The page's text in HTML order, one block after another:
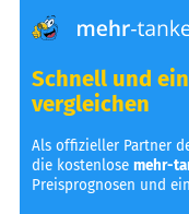
Schnell und
vergleichen
Als offizieller Partner
die kostenlosemehr-
Preisprognosen und